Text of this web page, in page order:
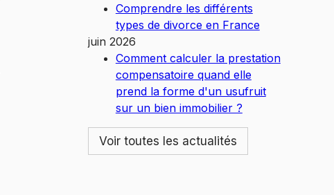
Comprendre les différents
types de divorce en France
juin 2026
Comment calculer la prestation
compensatoire quand elle
prend la forme d'un usufruit
sur un bien immobilier ?
Voir toutes les actualités